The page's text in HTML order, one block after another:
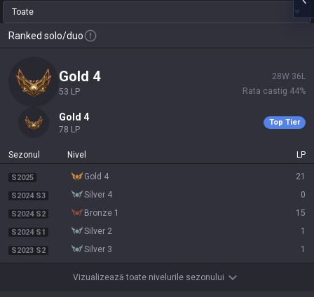
Toate
Ranked solo/duo
gold 4
53 LP
28W 36 L
Rata castig 44%
gold 4
78 LP
Top Tier
Sezonul Nivel LP
S2025 gold 4 21
S2024 S3 silver 4 0
S2024 S2 bronze 1 15
S2024 S1 silver 2 1
S2023 S2 silver 3 1
Vizualizează toate nivelurile sezonului